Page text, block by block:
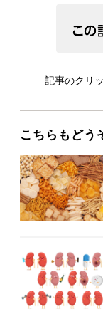
記事のクリ
こちらもどう